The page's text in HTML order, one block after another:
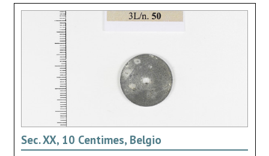
Sec. XX, 10 Centimes, Belgio